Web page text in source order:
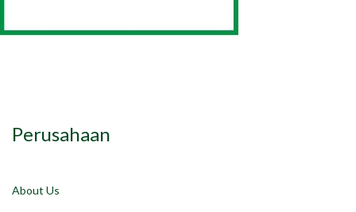
Perusahaan
About Us